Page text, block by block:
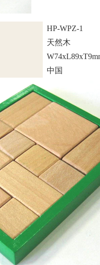
HP-WPZ-1
天然木
中国